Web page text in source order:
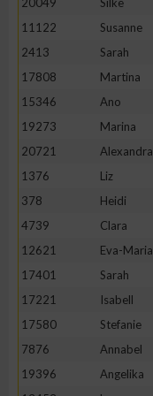
11122
Susanne
2413
Sarah
17808
Martina
15346
Ano
19273
Marina
20721
Alexandra
1376
Liz
378
Heidi
4739
Clara
12621
Eva-Maria
17401
Sarah
17221
Isabell
17580
Stefanie
7876
Annabel
19396
Angelika